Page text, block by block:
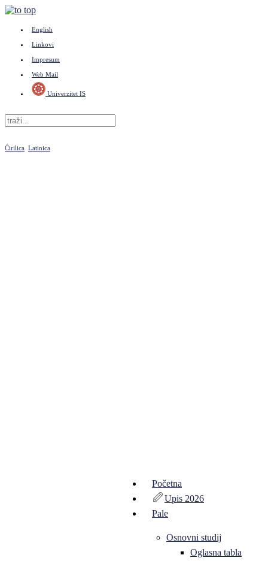
English
Linkovi
Impresum
Web Mail
Univerzitet IS
Ćirilica Latinica
Početna
Upis 2026
Pale
Osnovni studij
Oglasna tabla